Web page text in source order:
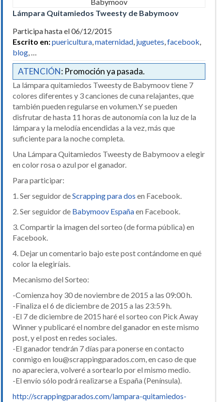
Lámpara Quitamiedos Tweesty de Babymoov
Participa hasta el 06/12/2015
Escrito en:puericultura,maternidad, juguetes,facebook,
blog, …
ATENCIÓN: Promoción ya pasada.
La lámpara quitamiedos Tweesty de Babymoov tiene 7
colores diferentes y 3 canciones de cuna relajantes, que
también pueden regularse en volumen.Y se pueden
disfrutar de hasta 11 horas de autonomía con la luz de la
lámpara y la melodía encendidas a la vez, más que
suficiente para la noche completa.
Una Lámpara Quitamiedos Tweesty de Babymoov a elegir
en color rosa o azul por el ganador.
Para participar:
1. Ser seguidor deScrapping para dos en Facebook.
2. Ser seguidor de Babymoov Españaen Facebook.
3. Compartir la imagen del sorteo (de forma pública) en
Facebook.
4. Dejar un comentario bajo este post contándome en qué
color la elegiríais.
Mecanismo del Sorteo:
-Comienza hoy 30 de noviembre de 2015 a las 09:00 h.
-Finaliza el 6 de diciembre de 2015 a las 23:59 h.
-El 7 de diciembre de 2015 haré el sorteo con Pick Away
Winner y publicaré el nombre del ganador en este mismo
post, y el post en redes sociales.
-El ganador tendrán 7 días para ponerse en contacto
conmigo en lou@scrappingparados.com, en caso de que
no apareciera, volveré a sortearlo por el mismo medio.
-El envío sólo podrá realizarse a España (Península).
http://scrappingparados.com/lampara-quitamiedos-